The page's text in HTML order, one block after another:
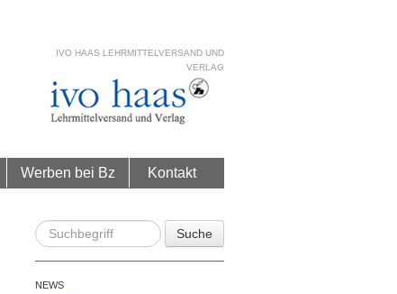
IVO HAAS LEHRMITTELVERSAND UND
VERLAG
Werben bei Bz Kontakt
Suche
NEWS